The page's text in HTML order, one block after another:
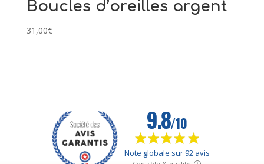
Boucles d’oreilles argent
31,00€